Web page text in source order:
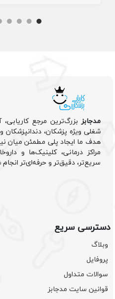
مدجابزبزرگ‌ترین مرجع
شغلی ویژه پزشکان، دندانپزشکان
هدف ما ایجاد پلی مطمئن میان
مراکز درمانی، کلینیک‌ها و
سریع‌تر، دقیق‌تر و حرفه‌ای‌تر
دسترسی سریع
وبلاگ
پروفایل
سوالات متداول
قوانین سایت مدجابز